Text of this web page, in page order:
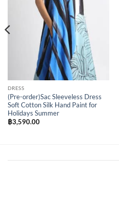
DRESS
(Pre-order)Sac Sleeveless Dress
Soft Cotton Silk Hand Paint for
Holidays Summer
฿3,590.00